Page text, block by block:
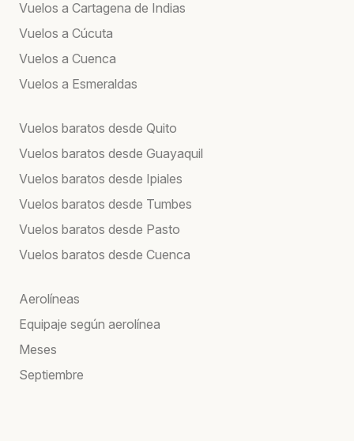
Vuelos a Cartagena de Indias
Vuelos a Cúcuta
Vuelos a Cuenca
Vuelos a Esmeraldas
Vuelos baratos desde Quito
Vuelos baratos desde Guayaquil
Vuelos baratos desde Ipiales
Vuelos baratos desde Tumbes
Vuelos baratos desde Pasto
Vuelos baratos desde Cuenca
Aerolíneas
Equipaje según aerolínea
Meses
Septiembre